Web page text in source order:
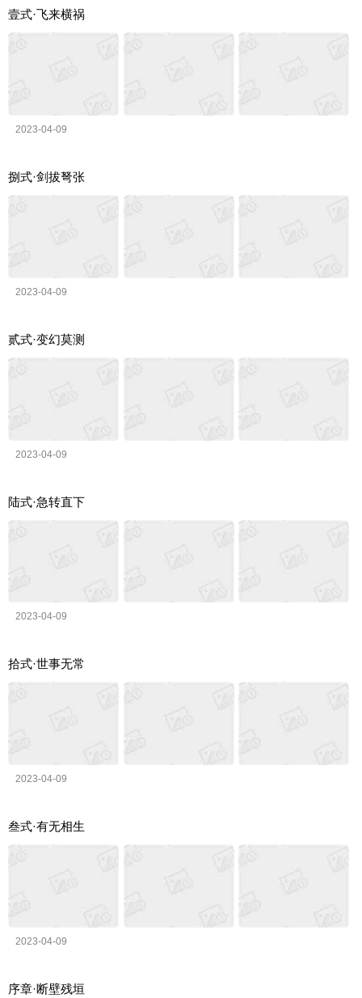
壹式·飞来横祸
2023-04-09
捌式·剑拔弩张
2023-04-09
贰式·变幻莫测
2023-04-09
陆式·急转直下
2023-04-09
拾式·世事无常
2023-04-09
叁式·有无相生
2023-04-09
序章·断壁残垣